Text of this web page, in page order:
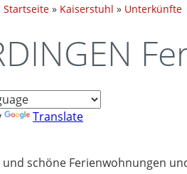
Startseite » Kaiserstuhl » Unterkünfte
Translate
schöne Ferienwohnungen